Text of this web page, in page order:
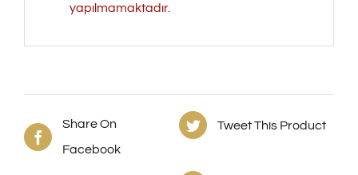
yapılmamaktadır.
Share On
Facebook
Tweet This Product